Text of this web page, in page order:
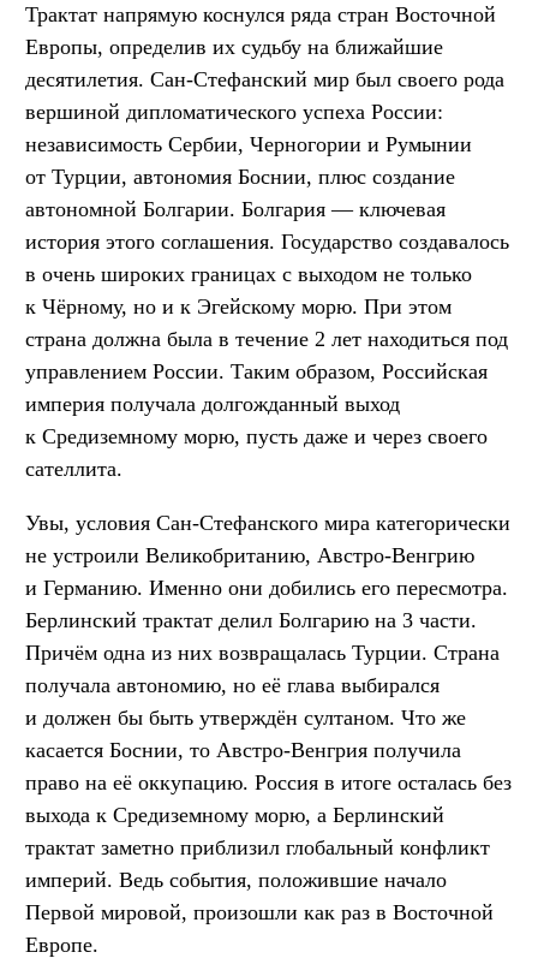
Трактат напрямую коснулся ряда стран Восточной
Европы, определив их судьбу на ближайшие
десятилетия. Сан-Стефанский мир был своего рода
вершиной дипломатического успеха России:
независимость Сербии, Черногории и Румынии
от Турции, автономия Боснии, плюс создание
автономной Болгарии. Болгария — ключевая
история этого соглашения. Государство создавалось
в очень широких границах с выходом не только
к Чёрному, но и к Эгейскому морю. При этом
страна должна была в течение 2 лет находиться под
управлением России. Таким образом, Российская
империя получала долгожданный выход
к Средиземному морю, пусть даже и через своего
сателлита.
Увы, условия Сан-Стефанского мира категорически
не устроили Великобританию, Австро-Венгрию
и Германию. Именно они добились его пересмотра.
Берлинский трактат делил Болгарию на 3 части.
Причём одна из них возвращалась Турции. Страна
получала автономию, но её глава выбирался
и должен бы быть утверждён султаном. Что же
касается Боснии, то Австро-Венгрия получила
право на её оккупацию. Россия в итоге осталась без
выхода к Средиземному морю, а Берлинский
трактат заметно приблизил глобальный конфликт
империй. Ведь события, положившие начало
Первой мировой, произошли как раз в Восточной
Европе.